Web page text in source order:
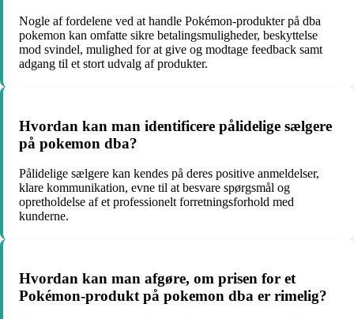
Nogle af fordelene ved at handle Pokémon-produkter på dba
pokemon kan omfatte sikre betalingsmuligheder, beskyttelse
mod svindel, mulighed for at give og modtage feedback samt
adgang til et stort udvalg af produkter.
Hvordan kan man identificere pålidelige sælgere
på pokemon dba?
Pålidelige sælgere kan kendes på deres positive anmeldelser,
klare kommunikation, evne til at besvare spørgsmål og
opretholdelse af et professionelt forretningsforhold med
kunderne.
Hvordan kan man afgøre, om prisen for et
Pokémon-produkt på pokemon dba er rimelig?